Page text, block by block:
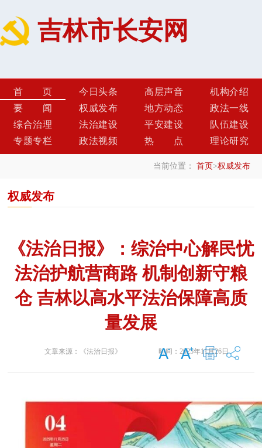
吉林市长安网
首页 今日头条 高层声音
机构介绍
要闻
权威发布 地方动态
政法一线
综合治理
法治建设 平安建设
队伍建设
专题专栏
政法视频 热点 理论研究
当前位置： 首页>权威发布
权威发布
《法治日报》：综治中心解民忧
法治护航营商路 机制创新守粮
仓 吉林以高水平法治保障高质
量发展
文章来源： 《法治日报》 时间：2025年11月26日